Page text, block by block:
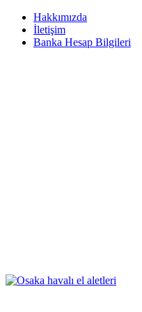
Hakkımızda
İletişim
Banka Hesap Bilgileri